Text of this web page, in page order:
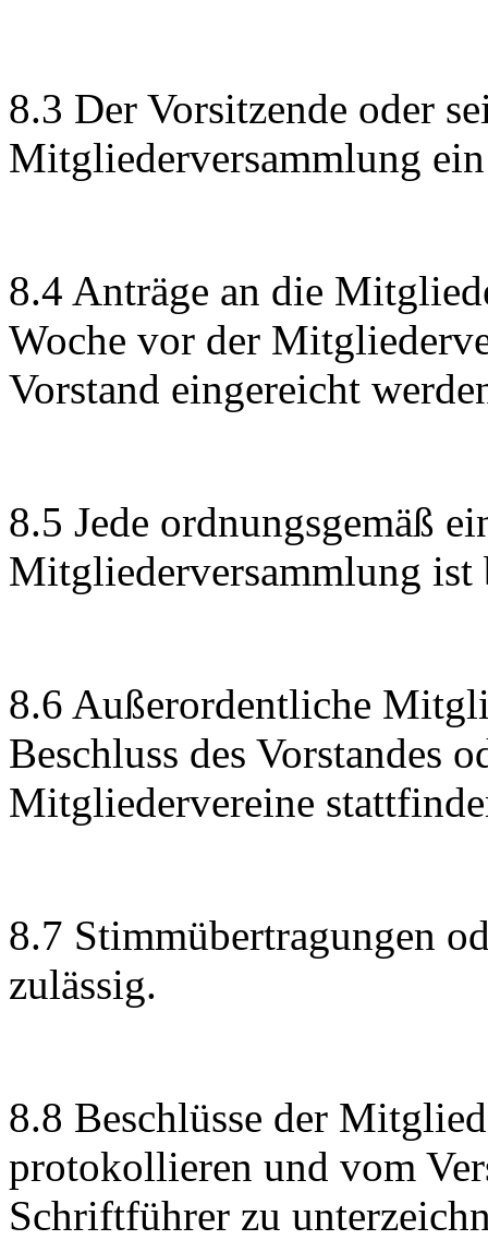
8.3 Der Vorsitzende oder
Mitgliederversammlung
8.4 Anträge an die
Woche vor der
Vorstand eingereicht
8.5 Jede ordnungsgemäß
Mitgliederversammlung ist
8.6 Außerordentliche
Beschluss des Vorstandes
Mitgliedervereine
8.7 Stimmübertragungen
zulässig.
8.8 Beschlüsse der
protokollieren und vom
Schriftführer zu